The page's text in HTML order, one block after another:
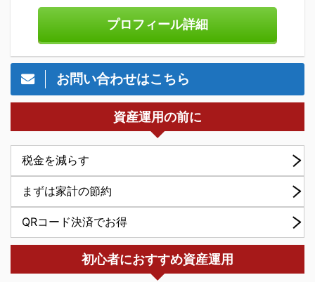
プロフィール詳細
お問い合わせはこちら
資産運用の前に
税金を減らす
まずは家計の節約
QRコード決済でお得
初心者におすすめ資産運用